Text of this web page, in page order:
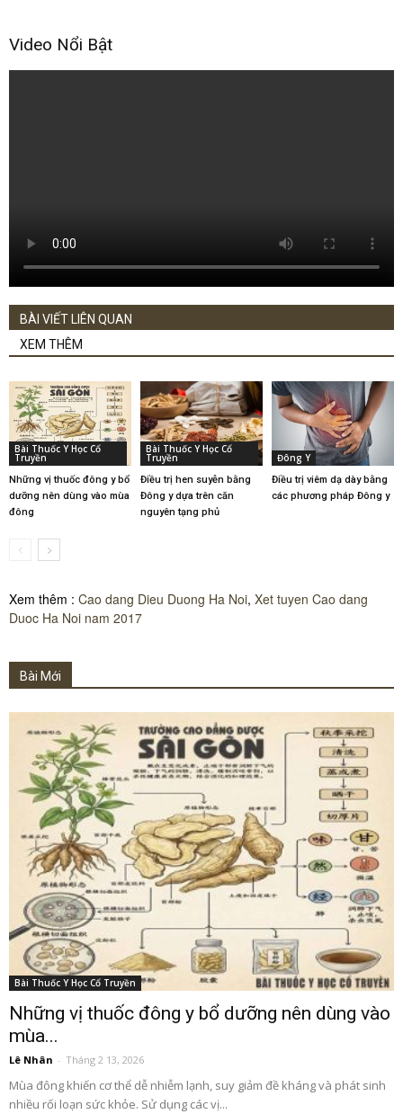
Video Nổi Bật
BÀI VIẾT LIÊN QUAN
XEM THÊM
Bài Thuốc Y Học Cổ
Truyền
Những vị thuốc đông y bổ
dưỡng nên dùng vào mùa
đông
Bài Thuốc Y Học Cổ
Truyền
Điều trị hen suyễn bằng
Đông y dựa trên căn
nguyên tạng phủ
Đông Y
Điều trị viêm dạ dày bằng
các phương pháp Đông y
Xem thêm : Cao dang Dieu Duong Ha Noi, Xet tuyen Cao dang
Duoc Ha Noi nam 2017
Bài Mới
Bài Thuốc Y Học Cổ Truyền
Những vị thuốc đông y bổ dưỡng nên dùng vào
mùa...
Lê Nhân - Tháng 2 13, 2026
Mùa đông khiến cơ thể dễ nhiễm lạnh, suy giảm đề kháng và phát sinh
nhiều rối loạn sức khỏe. Sử dụng các vị...